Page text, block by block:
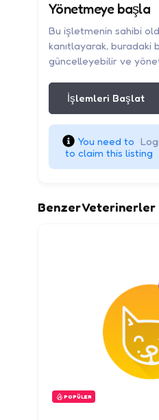
Yönetmeye başla
Bu işletmenin sahibi
kanıtlayarak, buradaki
güncelleyebilir ve
İşlemleri Başlat
You need to
to claim this listing
Benzer Veterinerler
POPÜLER